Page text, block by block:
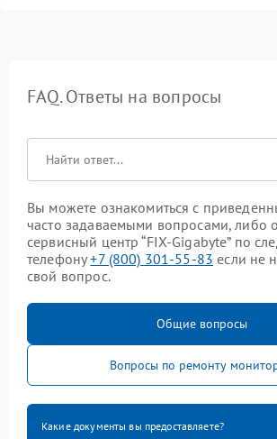
FAQ. Ответы на вопросы
Вы можете ознакомиться с
часто задаваемыми вопросами, либо
сервисный центр “FIX-Gigabyte” по
телефону+7 (800) 301-55-83 если не
свой вопрос.
Общие вопросы
Вопросы по ремонту
Какие документы вы предоставляете?